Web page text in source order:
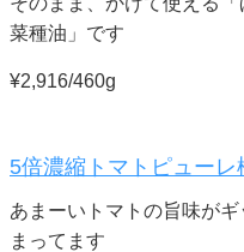
菜種油」です
¥2,916/460g
5倍濃縮トマトピューレ
あまーいトマトの旨味が
まってます